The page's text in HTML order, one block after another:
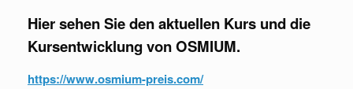
Hier sehen Sie den aktuellen Kurs und die
Kursentwicklung von OSMIUM.
https://www.osmium-preis.com/